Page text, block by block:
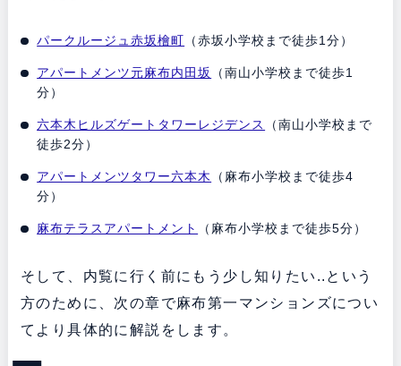
パークルージュ赤坂檜町 （赤坂小学校まで徒歩1分）
アパートメンツ元麻布内田坂
（南山小学校まで徒歩1
分）
六本木ヒルズゲートタワーレジデンス
（南山小学校まで
徒歩2分）
アパートメンツタワー六本木
（麻布小学校まで徒歩4
分）
麻布テラスアパートメント （麻布小学校まで徒歩5分）
そして、内覧に行く前にもう少し知りたい..という
方のために、次の章で麻布第一マンションズについ
てより具体的に解説をします。